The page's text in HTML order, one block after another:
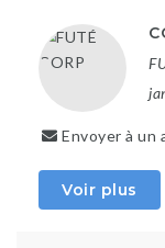
Envoyer à un
Voir plus